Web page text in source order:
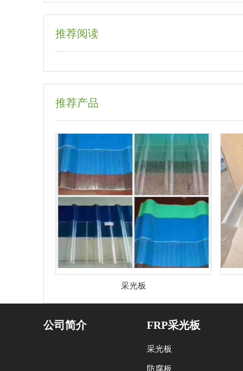
推荐阅读
推荐产品
采光板
公司简介 FRP采光板
采光板
防腐板